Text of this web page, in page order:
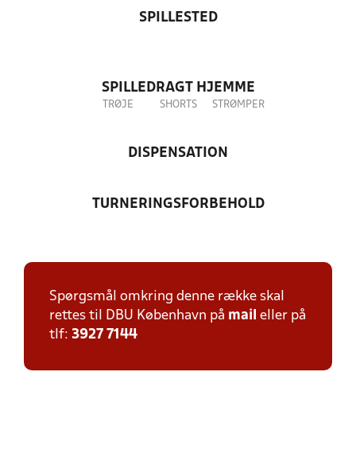
SPILLESTED
SPILLEDRAGT HJEMME
TRØJE SHORTS STRØMPER
DISPENSATION
TURNERINGSFORBEHOLD
Spørgsmål omkring denne række skal
rettes til DBU København på mail eller på
tlf: 3927 7144